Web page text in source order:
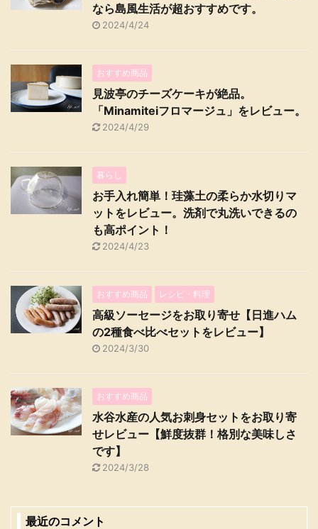
なら島風生活が超おすすめです。
2024/4/24
おすすめ商品
見波亭のチーズケーキが絶品。
「Minamiteiフロマージュ」をレビュー。
2024/4/29
暮らし
お手入れ簡単！珪藻土の柔らか水切りマ
ットをレビュー。洗剤で丸洗いできるの
も高ポイント！
2024/4/23
おすすめ商品 レシピ・料理
高級ソーセージをお取り寄せ【日進ハム
の2種食べ比べセットをレビュー】
2024/3/30
おすすめ商品
水谷水産の人気お刺身セットをお取り寄
せレビュー【鮮度抜群！格別な美味しさ
です】
2024/3/28
最近のコメント